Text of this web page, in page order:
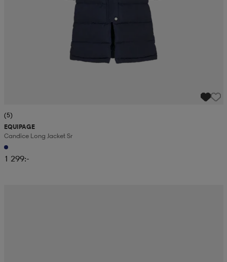
(5)
EQUIPAGE
Candice Long Jacket Sr
1 299:-